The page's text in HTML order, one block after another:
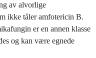
av alvorlige
ikke tåler amfotericin B.
er en annen klasse
og kan være egnede